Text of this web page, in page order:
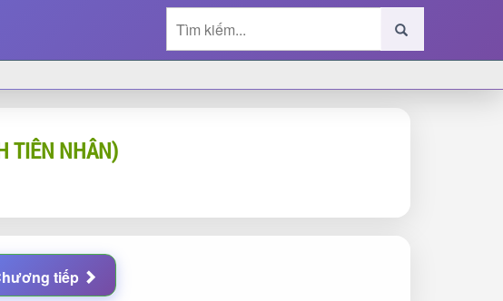
TIÊN NHÂN)
tiếp